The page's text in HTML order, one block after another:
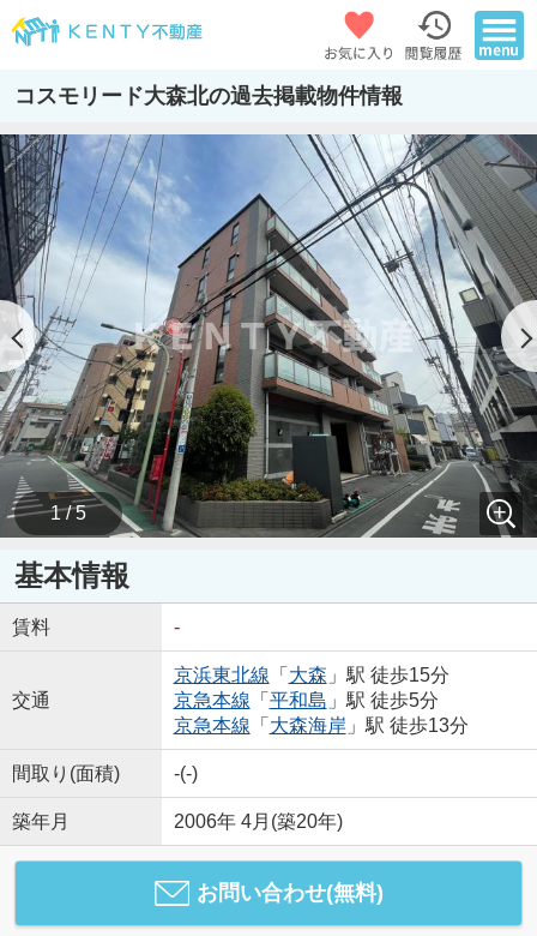
コスモリード大森北の過去掲載物件情報
1 / 5
基本情報
賃料 -
交通
京浜東北線 「 大森 」駅 徒歩15分
京急本線 「 平和島 」駅 徒歩5分
京急本線 「 大森海岸 」駅 徒歩13分
間取り(面積) -(-)
築年月 2006年 4月(築20年)
お問い合わせ(無料)